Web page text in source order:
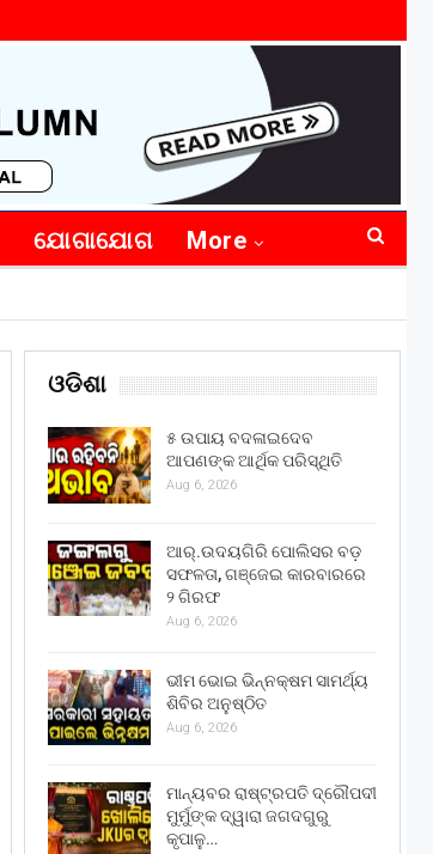
ଯୋଗାଯୋଗ More
ଓଡିଶା
୫ ଉପାୟ ବଦଳାଇଦେବ
ଆପଣଙ୍କ ଆର୍ଥିକ ପରିସ୍ଥିତି
Aug 6, 2026
ଆର୍.ଉଦୟଗିରି ପୋଲିସର ବଡ଼
ସଫଳତା, ଗଞ୍ଜେଇ କାରବାରରେ
୨ ଗିରଫ
Aug 6, 2026
ଭୀମ ଭୋଇ ଭିନ୍ନକ୍ଷମ ସାମର୍ଥ୍ୟ
ଶିବିର ଅନୁଷ୍ଠିତ
Aug 6, 2026
ମାନ୍ୟବର ରାଷ୍ଟ୍ରପତି ଦ୍ରୌପଦୀ
ମୁର୍ମୁଙ୍କ ଦ୍ୱାରା ଜଗଦଗୁରୁ
କୃପାଳୁ…